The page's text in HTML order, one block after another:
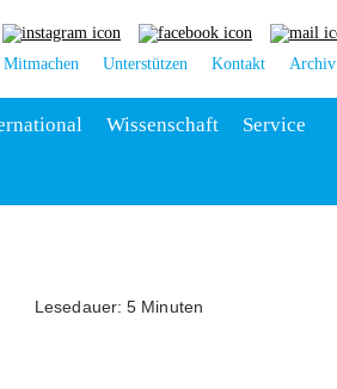
Mitmachen Unterstützen Kontakt Archiv
Wissenschaft Service
Lesedauer: 5 Minuten